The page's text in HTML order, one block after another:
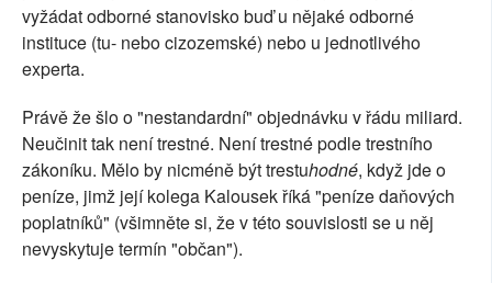
vyžádat odborné stanovisko buď u nějaké odborné
instituce (tu- nebo cizozemské) nebo u jednotlivého
experta.
Právě že šlo o "nestandardní" objednávku v řádu miliard.
Neučinit tak není trestné. Není trestné podle trestního
zákoníku. Mělo by nicméně být trestuhodné, když jde o
peníze, jimž její kolega Kalousek říká "peníze daňových
poplatníků" (všimněte si, že v této souvislosti se u něj
nevyskytuje termín "občan").